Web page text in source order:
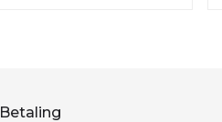
Betaling